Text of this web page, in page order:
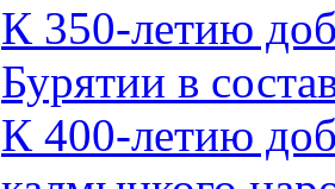
К 350-летию
Бурятии в
К 400-летию